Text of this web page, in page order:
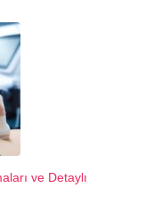
ve Detaylı